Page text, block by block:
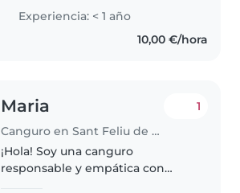
encantado los niños. Disfruto
mucho compartiendo tiempo
con ellos, jugando, haciéndolos
Experiencia: < 1 año
10,00 €/hora
Maria
Canguro en Sant Feliu de Guíxols
1
¡Hola! Soy una canguro
responsable y empática con